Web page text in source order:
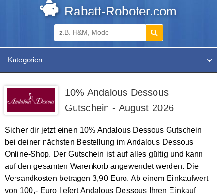
Rabatt-Roboter.com
Kategorien
10% Andalous Dessous
Gutschein - August 2026
Sicher dir jetzt einen 10% Andalous Dessous Gutschein
bei deiner nächsten Bestellung im Andalous Dessous
Online-Shop. Der Gutschein ist auf alles gültig und kann
auf den gesamten Warenkorb angewendet werden. Die
Versandkosten betragen 3,90 Euro. Ab einem Einkaufwert
von 100,- Euro liefert Andalous Dessous Ihren Einkauf